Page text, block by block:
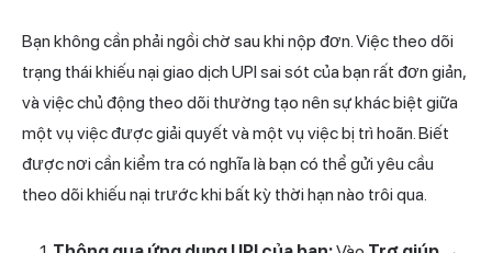
Bạn không cần phải ngồi chờ sau khi nộp đơn. Việc theo dõi
trạng thái khiếu nại giao dịch UPI sai sót của bạn rất đơn giản,
và việc chủ động theo dõi thường tạo nên sự khác biệt giữa
một vụ việc được giải quyết và một vụ việc bị trì hoãn. Biết
được nơi cần kiểm tra có nghĩa là bạn có thể gửi yêu cầu
theo dõi khiếu nại trước khi bất kỳ thời hạn nào trôi qua.